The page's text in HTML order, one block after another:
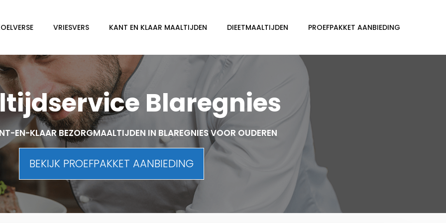
VRIESVERS KANT EN KLAAR MAALTIJDEN DIEETMAALTIJDEN PROEFPAKKET AANBIEDING
Blaregnies
EN-KLAAR BEZORGMAALTIJDEN IN BLAREGNIES VOOR OUDEREN
BEKIJK PROEFPAKKET AANBIEDING